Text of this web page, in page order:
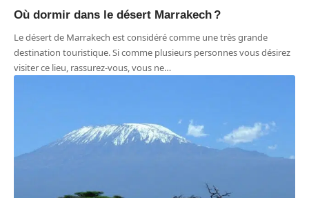
Où dormir dans le désert Marrakech ?
Le désert de Marrakech est considéré comme une très grande
destination touristique. Si comme plusieurs personnes vous désirez
visiter ce lieu, rassurez-vous, vous ne…